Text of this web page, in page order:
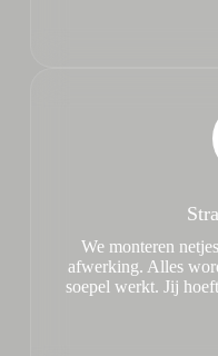
We monteren
afwerking. Alles
soepel werkt. Jij